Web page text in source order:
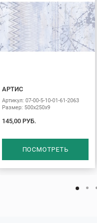
АРТИС
Артикул: 07-00-5-10-01-61-2063
Размер: 500х250х9
145,00 РУБ.
ПОСМОТРЕТЬ